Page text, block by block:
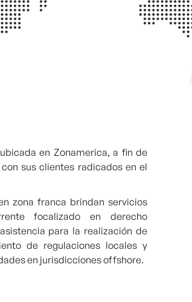
en Zonamerica, a fin de
sus clientes radicados en el
zona franca brindan servicios
focalizado en derecho
para la realización de
de regulaciones locales y
en jurisdicciones offshore.